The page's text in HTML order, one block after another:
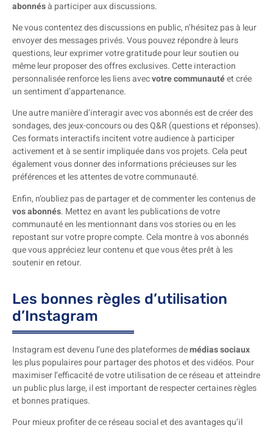
abonnésà participer aux discussions.
Ne vous contentez des discussions en public, n’hésitez pas à leur
envoyer des messages privés. Vous pouvez répondre à leurs
questions, leur exprimer votre gratitude pour leur soutien ou
même leur proposer des offres exclusives. Cette interaction
personnalisée renforce les liens avecvotre communautéet crée
un sentiment d’appartenance.
Une autre manière d’interagir avec vos abonnés est de créer des
sondages, des jeux-concours ou des Q&R (questions et réponses).
Ces formats interactifs incitent votre audience à participer
activement et à se sentir impliquée dans vos projets. Cela peut
également vous donner des informations précieuses sur les
préférences et les attentes de votre communauté.
Enfin, n’oubliez pas de partager et de commenter les contenus de
vos abonnés. Mettez en avant les publications de votre
communauté en les mentionnant dans vos stories ou en les
repostant sur votre propre compte. Cela montre à vos abonnés
que vous appréciez leur contenu et que vous êtes prêt à les
soutenir en retour.
Les bonnes règles d’utilisation
d’Instagram
Instagram est devenu l’une des plateformes demédias sociaux
les plus populaires pour partager des photos et des vidéos. Pour
maximiser l’efficacité de votre utilisation de ce réseau et atteindre
un public plus large, il est important de respecter certaines règles
et bonnes pratiques.
Pour mieux profiter de ce réseau social et des avantages qu’il